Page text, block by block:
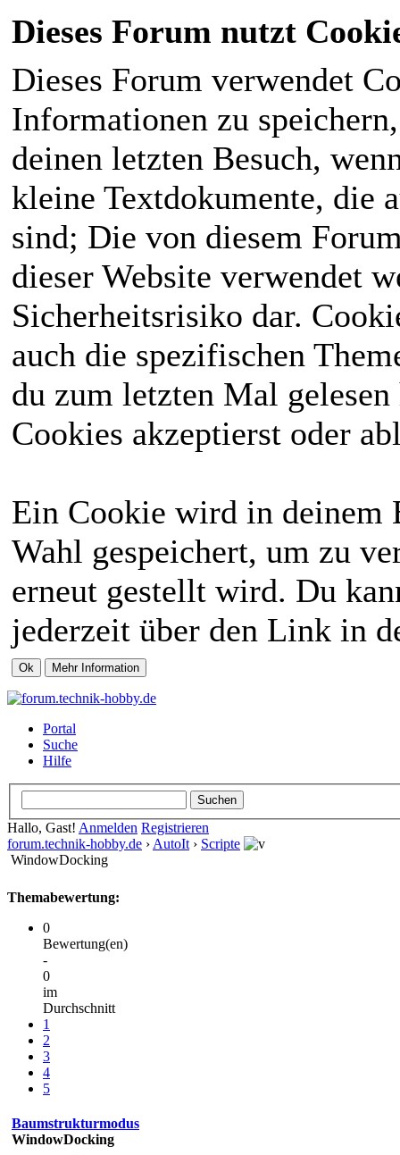
Dieses Forum nutzt
Dieses Forum verwendet
Informationen zu
deinen letzten Besuch,
kleine Textdokumente, die
sind; Die von diesem
dieser Website verwendet
Sicherheitsrisiko dar.
auch die spezifischen
du zum letzten Mal
Cookies akzeptierst oder
Ein Cookie wird in deinem
Wahl gespeichert, um zu
erneut gestellt wird. Du
jederzeit über den Link in
Portal
Suche
Hilfe
Hallo, Gast! Anmelden Registrieren
forum.technik-hobby.de › AutoIt › Scripte
WindowDocking
Themabewertung:
0
Bewertung(en)
-
0
im
Durchschnitt
1
2
3
4
5
Baumstrukturmodus
WindowDocking